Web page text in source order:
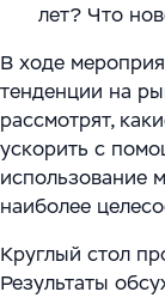
лет? Что
В ходе
тенденции на
рассмотрят,
ускорить с
использование
наиболее
Круглый стол
Результаты